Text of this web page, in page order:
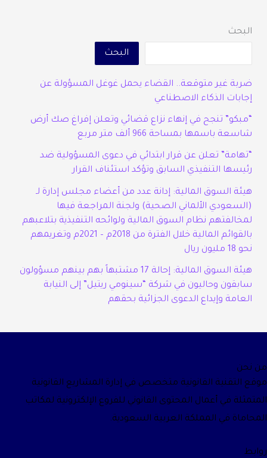
البحث
البحث
ضربة غير متوقعة.. القضاء يحمل غوغل المسؤولة عن
إجابات الذكاء الاصطناعي
“مبكو” تنجح في إنهاء نزاع قضائي وتعلن إفراغ صك أرض
شاسعة باسمها بمساحة 966 ألف متر مربع
“تهامة” تعلن عن قرار ابتدائي في دعوى المسؤولية ضد
رئيسها التنفيذي السابق وتؤكد استئناف القرار
هيئة السوق المالية: إدانة عدد من أعضاء مجلس إدارة لـ
(السعودي الألماني الصحية) ولجنة المراجعة فيها
لمخالفتهم نظام السوق المالية ولوائحه التنفيذية بتلاعبهم
بالقوائم المالية خلال الفترة من 2018م – 2021م وتغريمهم
نحو 18 مليون ريال
هيئة السوق المالية: إحالة 17 مشتبهاً بهم بينهم مسؤولون
سابقون وحاليون في شركة “سينومي ريتيل” إلى النيابة
العامة وإيداع الدعوى الجزائية بحقهم
من نحن
موقع التقنية القانونية متخصص في إدارة المشاريع القانونية
المتمثلة في أعمال المحتوى القانوني للفروع الإلكترونية لمكاتب
المحاماة في المملكة العربية السعودية.
روابط